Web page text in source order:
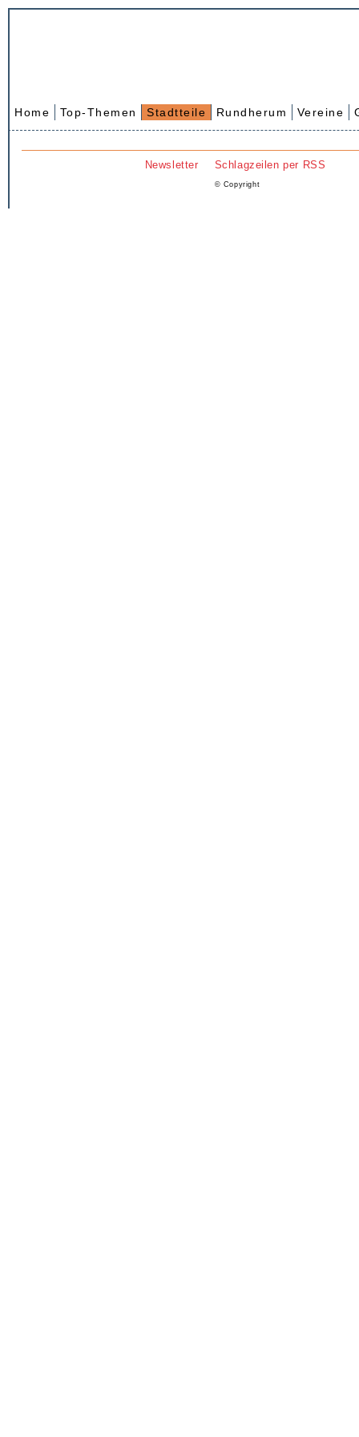
Home Top-Themen Stadtteile Rundherum Vereine
Newsletter Schlagzeilen per RSS
© Copyright